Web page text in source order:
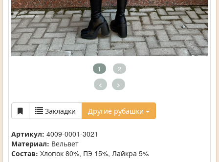
1 2
< >
Закладки Другие рубашки
Артикул: 4009-0001-3021
Материал: Вельвет
Состав: Хлопок 80%, ПЭ 15%, Лайкра 5%